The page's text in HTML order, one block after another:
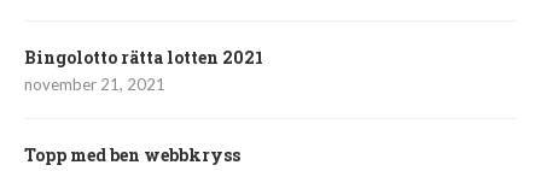
Bingolotto rätta lotten 2021
november 21, 2021
Topp med ben webbkryss